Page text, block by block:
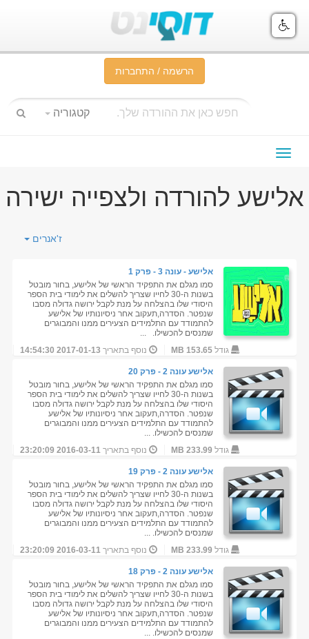
הרשמה / התחברות
קטגוריה
תפריט
אלישע להורדה ולצפייה ישירה
ז'אנרים
אלישע - עונה 3 - פרק 1
סמו מגלם את התפקיד הראשי של אלישע, בחור מובטל
בשנות ה-30 לחייו שצריך להשלים את לימודי בית הספר
היסודי שלו בהצלחה על מנת לקבל ירושה גדולה מסבו
שנפטר. הסדרה,תעקוב אחר ניסיונותיו של אלישע
להתמודד עם התלמידים הצעירים ממנו והמבוגרים
שמנסים להכשילו. ...
גודל153.65 MB נוסף בתאריך 2017-01-13 14:54:30
אלישע עונה 2 - פרק 20
סמו מגלם את התפקיד הראשי של אלישע, בחור מובטל
בשנות ה-30 לחייו שצריך להשלים את לימודי בית הספר
היסודי שלו בהצלחה על מנת לקבל ירושה גדולה מסבו
שנפטר. הסדרה,תעקוב אחר ניסיונותיו של אלישע
להתמודד עם התלמידים הצעירים ממנו והמבוגרים
שמנסים להכשילו. ...
גודל 233.99 MB נוסף בתאריך2016-03-11 23:20:09
אלישע עונה 2 - פרק 19
סמו מגלם את התפקיד הראשי של אלישע, בחור מובטל
בשנות ה-30 לחייו שצריך להשלים את לימודי בית הספר
היסודי שלו בהצלחה על מנת לקבל ירושה גדולה מסבו
שנפטר. הסדרה,תעקוב אחר ניסיונותיו של אלישע
להתמודד עם התלמידים הצעירים ממנו והמבוגרים
שמנסים להכשילו. ...
גודל 233.99 MB נוסף בתאריך2016-03-11 23:20:09
אלישע עונה 2 - פרק 18
סמו מגלם את התפקיד הראשי של אלישע, בחור מובטל
בשנות ה-30 לחייו שצריך להשלים את לימודי בית הספר
היסודי שלו בהצלחה על מנת לקבל ירושה גדולה מסבו
שנפטר. הסדרה,תעקוב אחר ניסיונותיו של אלישע
להתמודד עם התלמידים הצעירים ממנו והמבוגרים
שמנסים להכשילו. ...